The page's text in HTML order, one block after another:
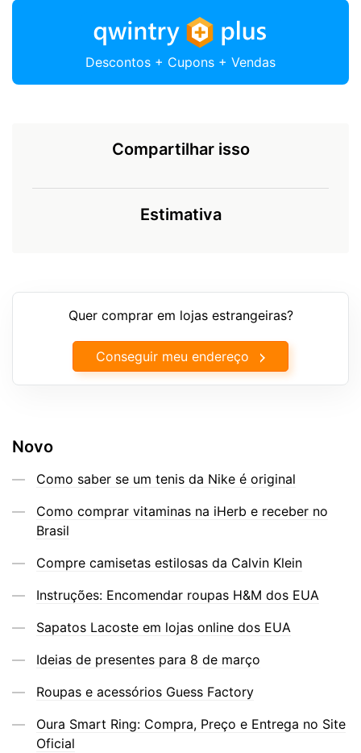
Descontos + Cupons + Vendas
Compartilhar isso
Estimativa
Quer comprar em lojas estrangeiras?
Conseguir meu endereço
Novo
Como saber se um tenis da Nike é original
Como comprar vitaminas na iHerb e receber no
Brasil
Compre camisetas estilosas da Calvin Klein
Instruções: Encomendar roupas H&M dos EUA
Sapatos Lacoste em lojas online dos EUA
Ideias de presentes para 8 de março
Roupas e acessórios Guess Factory
Oura Smart Ring: Compra, Preço e Entrega no Site
Oficial